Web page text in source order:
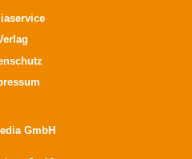
GmbH